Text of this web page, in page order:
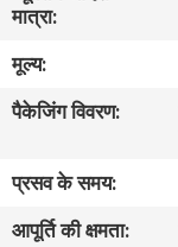
हमारे
बारे
में
फैक्टरी
मात्रा:
मूल्य:
पैकेजिंग विवरण:
प्रसव के समय:
आपूर्ति की क्षमता: